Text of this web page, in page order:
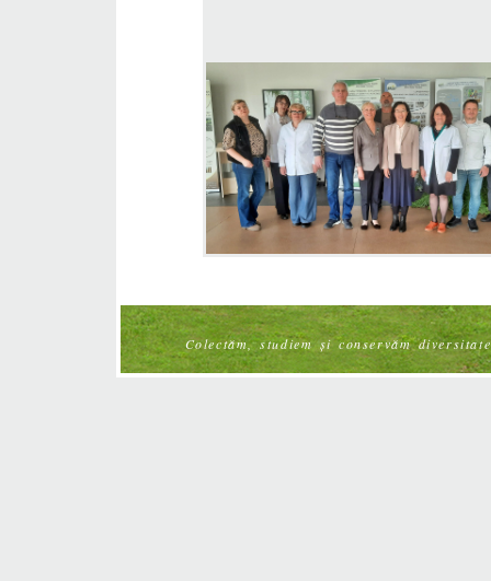
Colectăm, studiem și conservăm